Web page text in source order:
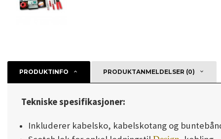
PRODUKTINFO PRODUKTANMELDELSER (0)
Tekniske spesifikasjoner:
Inkluderer kabelsko, kabelskotang og